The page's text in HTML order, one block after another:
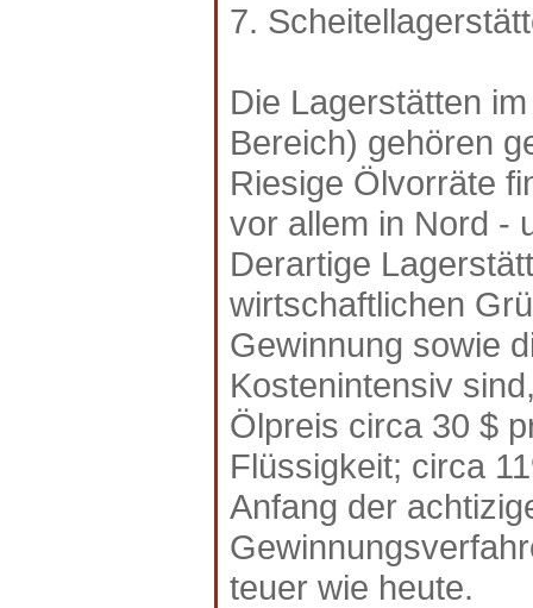
7.
Die Lagerstätten
Bereich) gehören
Riesige Ölvorräte
vor allem in Nord -
Derartige
wirtschaftlichen
Gewinnung sowie
Kostenintensiv
Ölpreis circa 30 $
Flüssigkeit; circa
Anfang der
teuer wie heute.